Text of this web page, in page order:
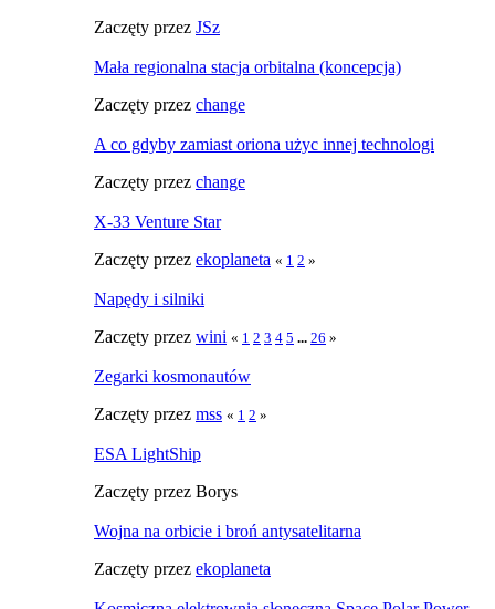
Zaczęty przez JSz
Mała regionalna stacja orbitalna (koncepcja)
Zaczęty przez change
A co gdyby zamiast oriona użyc innej technologi
Zaczęty przez change
X-33 Venture Star
Zaczęty przez ekoplaneta « 1 2 »
Napędy i silniki
Zaczęty przez wini « 1 2 3 4 5 ... 26 »
Zegarki kosmonautów
Zaczęty przez mss « 1 2 »
ESA LightShip
Zaczęty przez Borys
Wojna na orbicie i broń antysatelitarna
Zaczęty przez ekoplaneta